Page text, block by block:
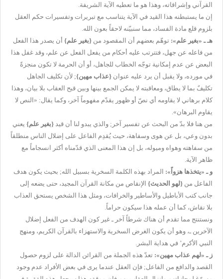
القرآني وإشراقاته، وهذا هو ما تعطيه الآية الشريفة.
إن ما يستبطنه هذا القيد في الآية يتناسب مع تبريرات وتفسيرات حكم العقل
بلزوم قلع مادة الفساد، مما سنبيّنه لاحقاً بعون الله.
هــ «بغير علم»: توهّم بعضهم أن المقصود من {بغير علم} أن يصدر هذا الفعل
من فاعله عن جهل، فتترتب عليه أحكام من يفعل الفعل عن علم، وقد غفل هذا
البعض عن عدم إمكانية توجّه الخطاب للجاهل، أو أن الحرمة لا تكون منجزةً
في مورده، ولا يقبل أن يرد عليه عنوان {عذاب مهين}; لأن تكليف الجاهل
تكليفٌ بما لا يطاق، ومعاقبته لا يمكن الجمع بينها وبين قبح العقاب بلا بيان، وهذا
كلام برهاني لا يقاومه أي نصّ أو ظهور يقدّم مفهوماً آخر، وكما يقال: «النص لا
يقاوم البرهان».
من هنا فلا بدّ من البحث عن تفسير آخر; والذي يبدو لنا أن قيد {بغير علم} يعني
بدون وعي، بل عن هوى وسفاهة، حيث يُقدِم الفاعل على إضلال الناس منطلقاً
من سفاهته وهواه وميوله، بل إن هذا المعنى الذي قدّمناه أكثر انسجاماً مع
ظاهر الآية.
و ـ «يتخذها هزواً»: المراد بهذه الكلمة السخرية بسبيل الله; بحيث يكون هدف
الفاعل من {لهو الحديث} الإنقاص من مكانة القرآن المجيد، حتى يضعه إلى
جانب كتب الأباطيل والأساطير والخرافات، ومثل هذا الشخص يستحق العذاب
بلا نقاش، كما أن عمله هذا سيكون حراماً.
ونستنتج مما تقدم أن هناك شرطاً آخر ـ غير كون الهدف من الفعل إضلال
الآخرين ـ، وهو أن يكون الغرض السخرية والاستهزاء بالقرآن الكريم، ومنهج
النبي الأكرم’ في هداية البشر.
ز ـ «لهم عذاب مهين»: تعدّ هذه الجملة من القرائن الدالة على لزوم حصول
القصد والدافع من الفاعل; فإن العقل عندما يرى في بعض الأفراد عدم وجود